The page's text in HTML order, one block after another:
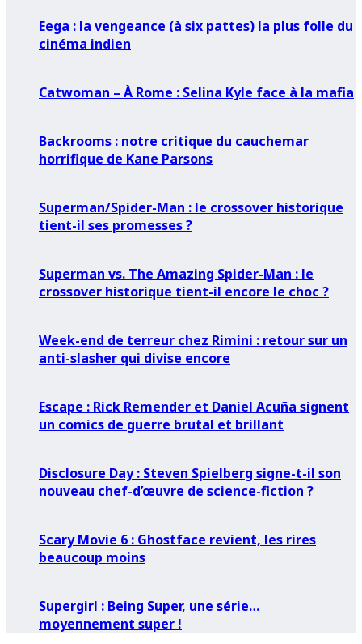
Eega : la vengeance (à six pattes) la plus folle du
cinéma indien
Catwoman – À Rome : Selina Kyle face à la mafia
Backrooms : notre critique du cauchemar
horrifique de Kane Parsons
Superman/Spider-Man : le crossover historique
tient-il ses promesses ?
Superman vs. The Amazing Spider-Man : le
crossover historique tient-il encore le choc ?
Week-end de terreur chez Rimini : retour sur un
anti-slasher qui divise encore
Escape : Rick Remender et Daniel Acuña signent
un comics de guerre brutal et brillant
Disclosure Day : Steven Spielberg signe-t-il son
nouveau chef-d’œuvre de science-fiction ?
Scary Movie 6 : Ghostface revient, les rires
beaucoup moins
Supergirl : Being Super, une série…
moyennement super !